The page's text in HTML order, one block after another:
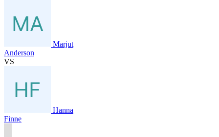
Marjut
Anderson
VS
Hanna
Finne